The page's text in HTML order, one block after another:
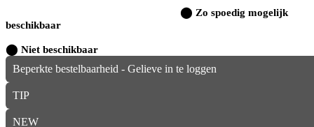
⬤ Zo spoedig mogelijk
beschikbaar
⬤ Niet beschikbaar
Beperkte bestelbaarheid - Gelieve in te loggen
TIP
NEW